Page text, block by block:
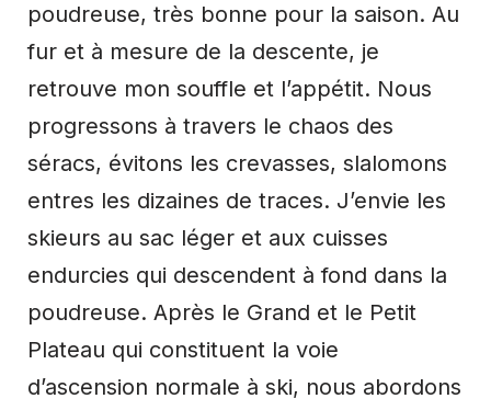
poudreuse, très bonne pour la saison. Au
fur et à mesure de la descente, je
retrouve mon souffle et l’appétit. Nous
progressons à travers le chaos des
séracs, évitons les crevasses, slalomons
entres les dizaines de traces. J’envie les
skieurs au sac léger et aux cuisses
endurcies qui descendent à fond dans la
poudreuse. Après le Grand et le Petit
Plateau qui constituent la voie
d’ascension normale à ski, nous abordons